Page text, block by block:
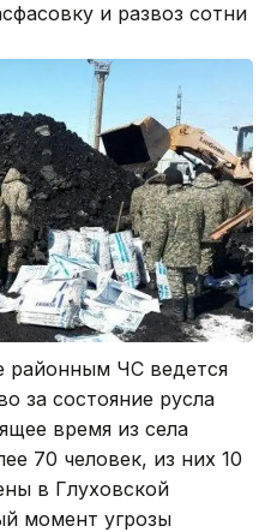
и развоз сотни
районным ЧС ведется
за состояние русла
время из села
70 человек, из них 10
в Глуховской
момент угрозы